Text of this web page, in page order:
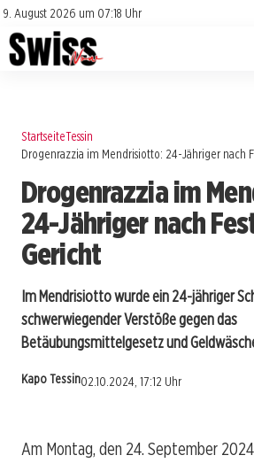
9. August 2026 um 07:18 Uhr
Impressum
Datenschutz
Jobs
Events
StartseiteTessin
Drogenrazzia im Mendrisiotto: 24-Jähriger nach
Drogenrazzia im
24-Jähriger nach
Gericht
Im Mendrisiotto wurde ein 24-jähriger
schwerwiegender Verstöße gegen das
Betäubungsmittelgesetz und
Kapo Tessin02.10.2024, 17:12 Uhr
Am Montag, den 24. September